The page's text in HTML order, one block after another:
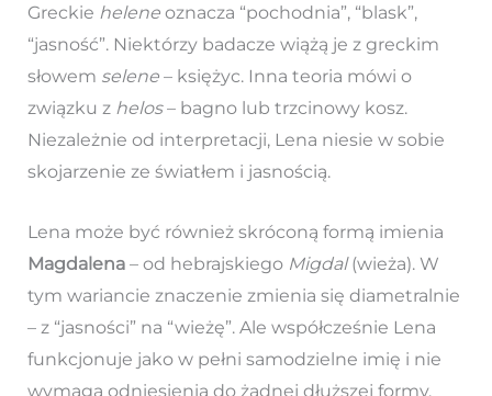
Greckie heleneoznacza “pochodnia”, “blask”,
“jasność”. Niektórzy badacze wiążą je z greckim
słowem selene– księżyc. Inna teoria mówi o
związku z helos– bagno lub trzcinowy kosz.
Niezależnie od interpretacji, Lena niesie w sobie
skojarzenie ze światłem i jasnością.
Lena może być również skróconą formą imienia
Magdalena– od hebrajskiego Migdal(wieża). W
tym wariancie znaczenie zmienia się diametralnie
– z “jasności” na “wieżę”. Ale współcześnie Lena
funkcjonuje jako w pełni samodzielne imię i nie
wymaga odniesienia do żadnej dłuższej formy.